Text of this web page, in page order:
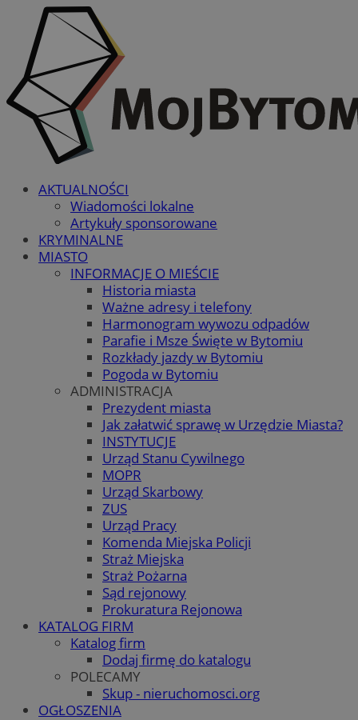
AKTUALNOŚCI
Wiadomości lokalne
Artykuły sponsorowane
KRYMINALNE
MIASTO
INFORMACJE O MIEŚCIE
Historia miasta
Ważne adresy i telefony
Harmonogram wywozu odpadów
Parafie i Msze Święte w Bytomiu
Rozkłady jazdy w Bytomiu
Pogoda w Bytomiu
ADMINISTRACJA
Prezydent miasta
Jak załatwić sprawę w Urzędzie Miasta?
INSTYTUCJE
Urząd Stanu Cywilnego
MOPR
Urząd Skarbowy
ZUS
Urząd Pracy
Komenda Miejska Policji
Straż Miejska
Straż Pożarna
Sąd rejonowy
Prokuratura Rejonowa
KATALOG FIRM
Katalog firm
Dodaj firmę do katalogu
POLECAMY
Skup - nieruchomosci.org
OGŁOSZENIA